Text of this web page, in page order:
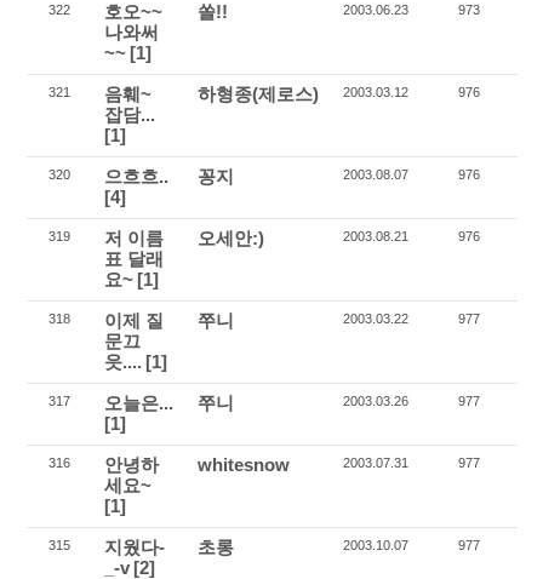
322
호오~~
나와써
~~ [1]
쏠!! 2003.06.23 973
321
음훼~
잡담...
[1]
하형종(제로스) 2003.03.12 976
320
으흐흐..
[4]
꽁지 2003.08.07 976
319
저 이름
표 달래
요~ [1]
오세안:) 2003.08.21 976
318
이제 질
문끄
읏.... [1]
쭈니 2003.03.22 977
317
오늘은...
[1]
쭈니 2003.03.26 977
316
안녕하
세요~
[1]
whitesnow 2003.07.31 977
315
지웠다-
_-v [2]
초롱 2003.10.07 977